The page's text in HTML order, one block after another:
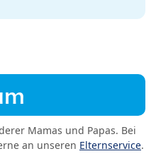
Mamas und Papas. Bei
an unseren Elternservice.